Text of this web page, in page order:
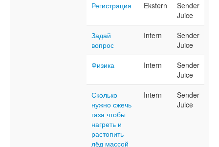
Регистрация Ekstern
Sender
Juice
Задай
вопрос
Intern
Sender
Juice
Физика Intern
Sender
Juice
Сколько
нужно сжечь
газа чтобы
нагреть и
растопить
лёд массой
Intern
Sender
Juice